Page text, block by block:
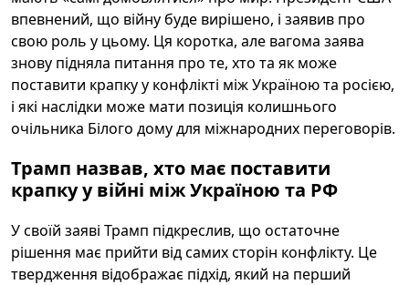
впевнений, що війну буде вирішено, і заявив про
свою роль у цьому. Ця коротка, але вагома заява
знову підняла питання про те, хто та як може
поставити крапку у конфлікті між Україною та росією,
і які наслідки може мати позиція колишнього
очільника Білого дому для міжнародних переговорів.
Трамп назвав, хто має поставити
крапку у війні між Україною та РФ
У своїй заяві Трамп підкреслив, що остаточне
рішення має прийти від самих сторін конфлікту. Це
твердження відображає підхід, який на перший